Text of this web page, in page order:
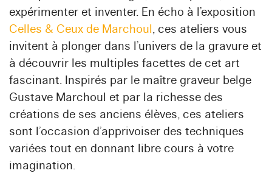
expérimenter et inventer. En écho à l’exposition
Celles & Ceux de Marchoul, ces ateliers vous
invitent à plonger dans l’univers de la gravure et
à découvrir les multiples facettes de cet art
fascinant. Inspirés par le maître graveur belge
Gustave Marchoul et par la richesse des
créations de ses anciens élèves, ces ateliers
sont l’occasion d’apprivoiser des techniques
variées tout en donnant libre cours à votre
imagination.